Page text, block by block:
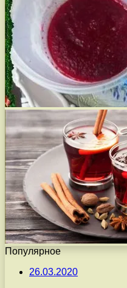
Популярное
26.03.2020